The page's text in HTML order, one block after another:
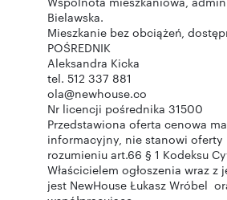
Bielawska.
Mieszkanie bez obciążeń,
POŚREDNIK
Aleksandra Kicka
tel. 512 337 881
ola@newhouse.co
Nr licencji pośrednika 31500
Przedstawiona oferta cenowa
informacyjny, nie stanowi
rozumieniu art.66 § 1 Kodeksu
Właścicielem ogłoszenia wraz z
jest NewHouse Łukasz Wróbel